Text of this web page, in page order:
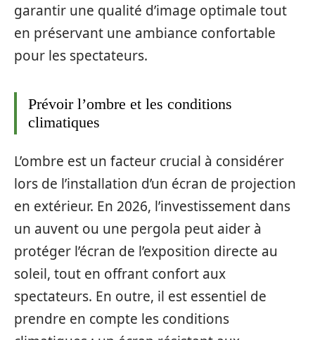
garantir une qualité d’image optimale tout
en préservant une ambiance confortable
pour les spectateurs.
Prévoir l’ombre et les conditions
climatiques
L’ombre est un facteur crucial à considérer
lors de l’installation d’un écran de projection
en extérieur. En 2026, l’investissement dans
un auvent ou une pergola peut aider à
protéger l’écran de l’exposition directe au
soleil, tout en offrant confort aux
spectateurs. En outre, il est essentiel de
prendre en compte les conditions